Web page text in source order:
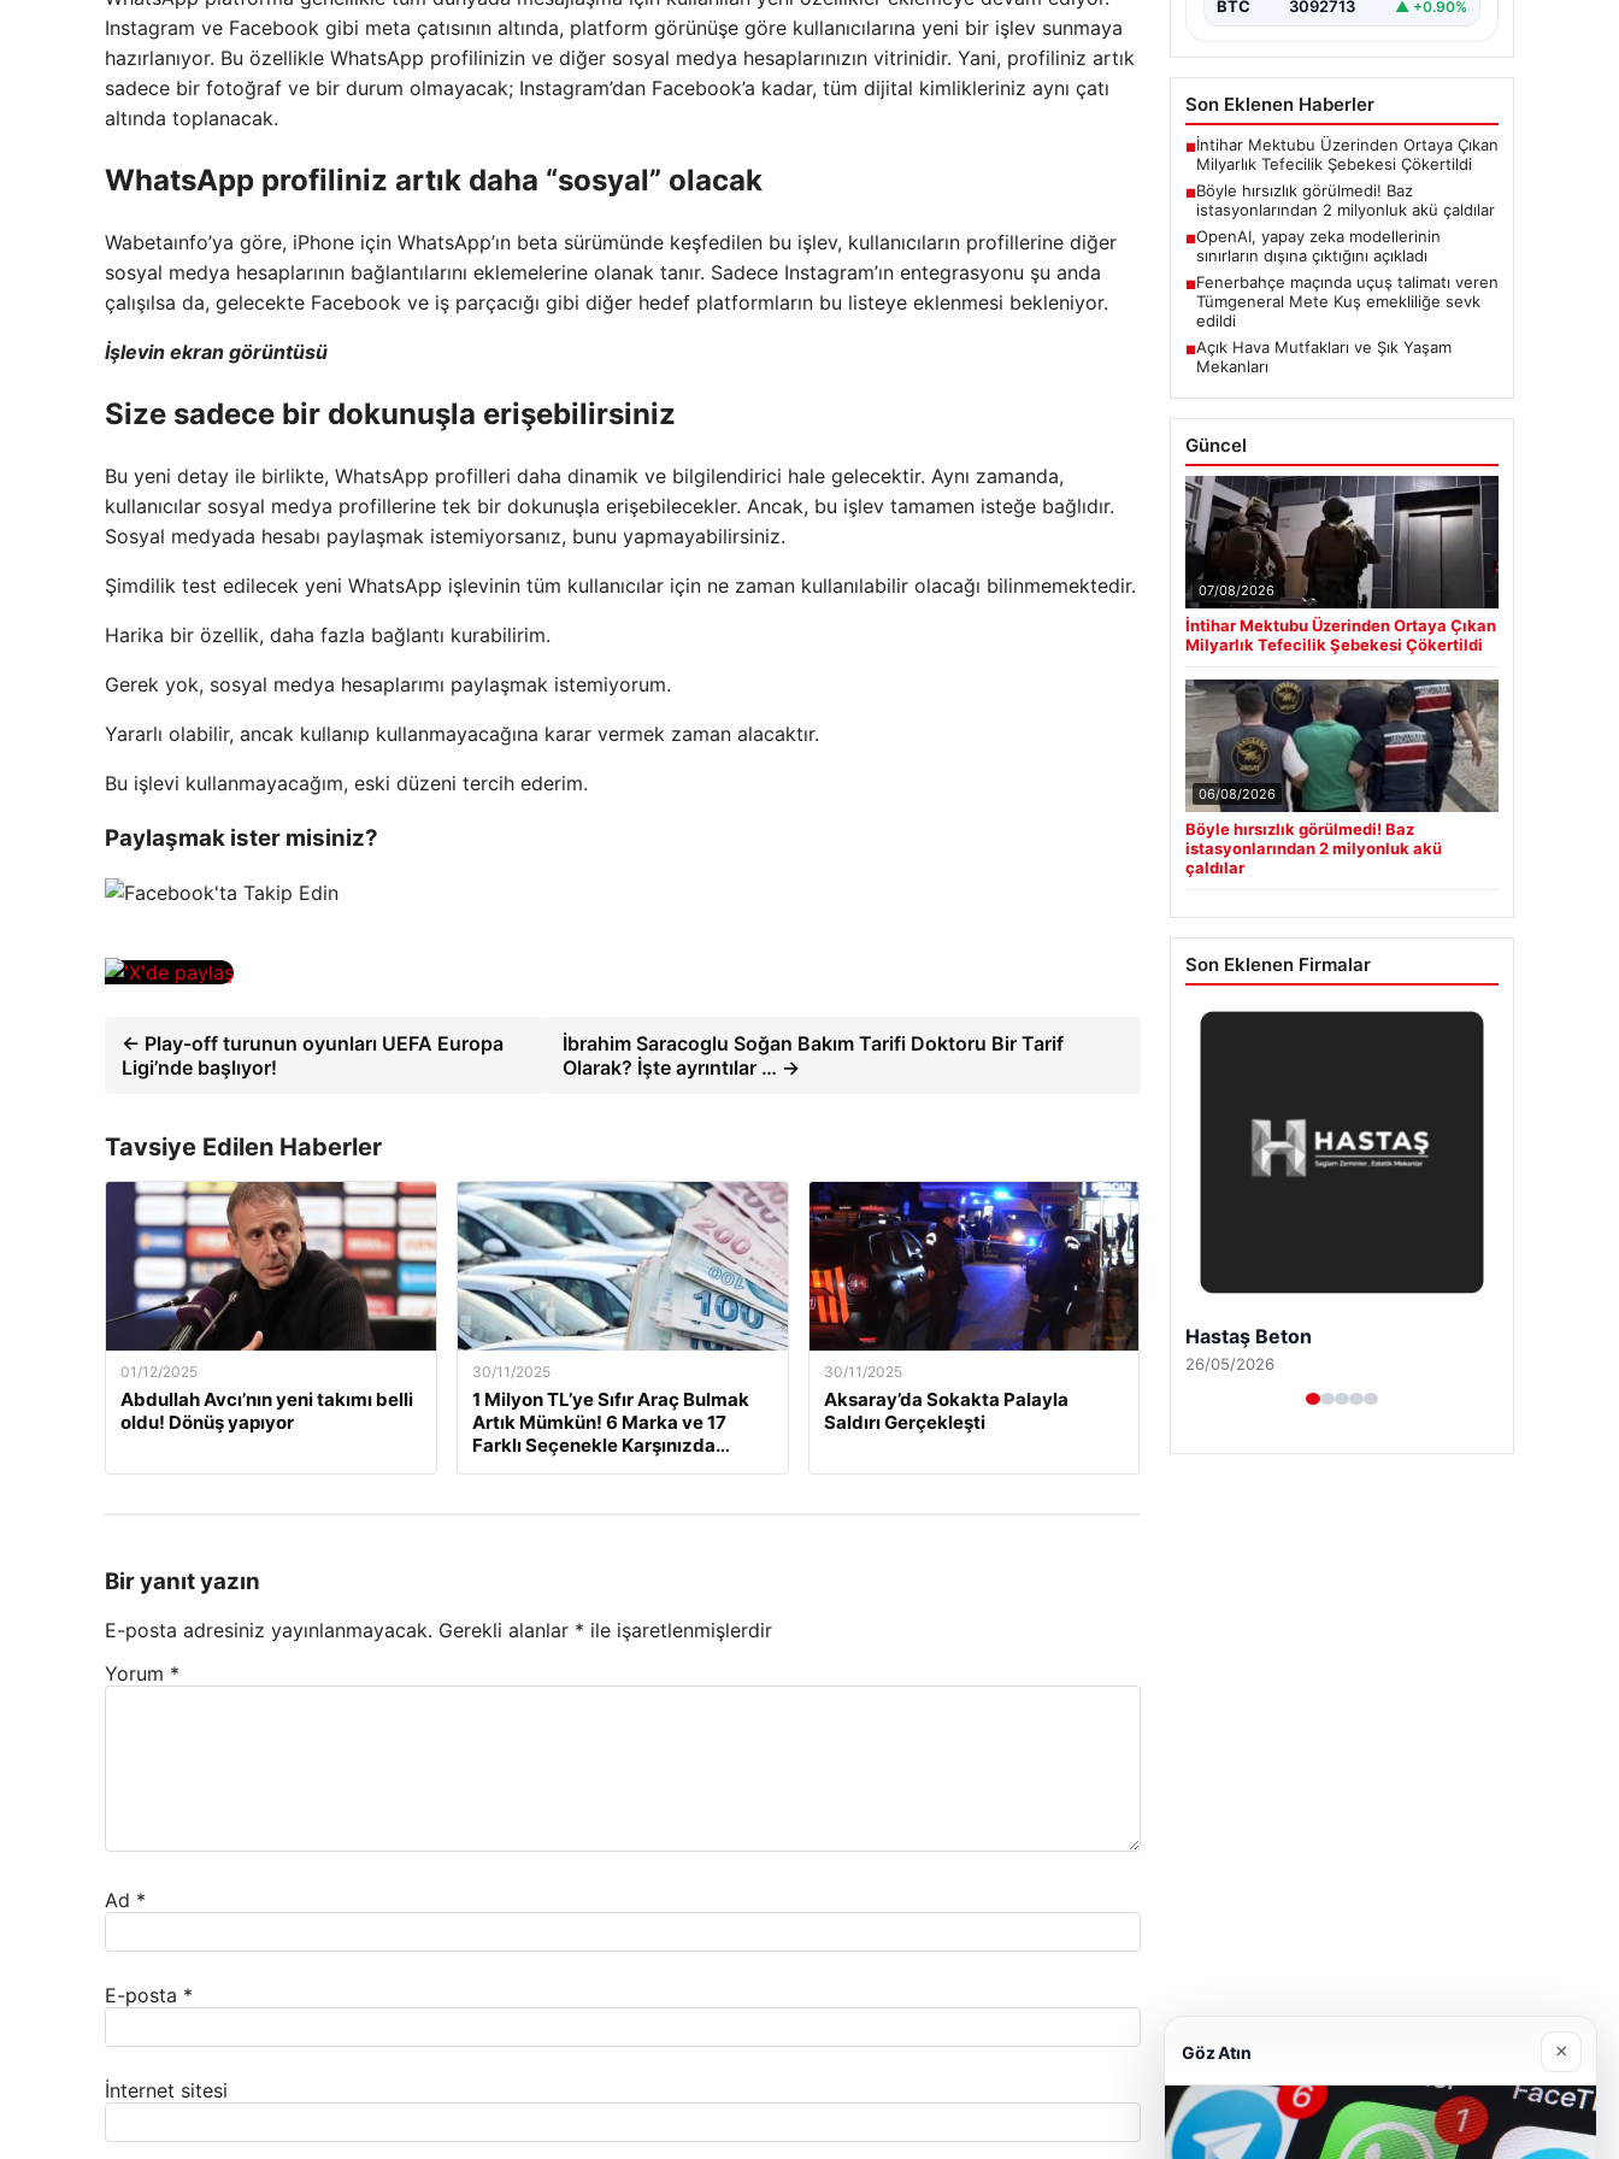
Instagram ve Facebook gibi meta çatısının altında, platform görünüşe göre kullanıcılarına yeni bir işlev sunmaya
hazırlanıyor. Bu özellikle WhatsApp profilinizin ve diğer sosyal medya hesaplarınızın vitrinidir. Yani, profiliniz artık
sadece bir fotoğraf ve bir durum olmayacak; Instagram’dan Facebook’a kadar, tüm dijital kimlikleriniz aynı çatı
altında toplanacak.
WhatsApp profiliniz artık daha “sosyal” olacak
Wabetaınfo’ya göre, iPhone için WhatsApp’ın beta sürümünde keşfedilen bu işlev, kullanıcıların profillerine diğer
sosyal medya hesaplarının bağlantılarını eklemelerine olanak tanır. Sadece Instagram’ın entegrasyonu şu anda
çalışılsa da, gelecekte Facebook ve iş parçacığı gibi diğer hedef platformların bu listeye eklenmesi bekleniyor.
İşlevin ekran görüntüsü
Size sadece bir dokunuşla erişebilirsiniz
Bu yeni detay ile birlikte, WhatsApp profilleri daha dinamik ve bilgilendirici hale gelecektir. Aynı zamanda,
kullanıcılar sosyal medya profillerine tek bir dokunuşla erişebilecekler. Ancak, bu işlev tamamen isteğe bağlıdır.
Sosyal medyada hesabı paylaşmak istemiyorsanız, bunu yapmayabilirsiniz.
Şimdilik test edilecek yeni WhatsApp işlevinin tüm kullanıcılar için ne zaman kullanılabilir olacağı bilinmemektedir.
Harika bir özellik, daha fazla bağlantı kurabilirim.
Gerek yok, sosyal medya hesaplarımı paylaşmak istemiyorum.
Yararlı olabilir, ancak kullanıp kullanmayacağına karar vermek zaman alacaktır.
Bu işlevi kullanmayacağım, eski düzeni tercih ederim.
Paylaşmak ister misiniz?
← Play-off turunun oyunları UEFA Europa
Ligi’nde başlıyor!
İbrahim Saracoglu Soğan Bakım Tarifi Doktoru Bir Tarif
Olarak? İşte ayrıntılar … →
Tavsiye Edilen Haberler
01/12/2025
Abdullah Avcı’nın yeni takımı belli
oldu! Dönüş yapıyor
30/11/2025
1 Milyon TL’ye Sıfır Araç Bulmak
Artık Mümkün! 6 Marka ve 17
Farklı Seçenekle Karşınızda…
30/11/2025
Aksaray’da Sokakta Palayla
Saldırı Gerçekleşti
Bir yanıt yazın
E-posta adresiniz yayınlanmayacak. Gerekli alanlar * ile işaretlenmişlerdir
Yorum *
Ad *
E-posta *
İnternet sitesi
BTC 3092713 ▲ +0.90%
Son Eklenen Haberler
■İntihar Mektubu Üzerinden Ortaya Çıkan
Milyarlık Tefecilik Şebekesi Çökertildi
■Böyle hırsızlık görülmedi! Baz
istasyonlarından 2 milyonluk akü çaldılar
■OpenAI, yapay zeka modellerinin
sınırların dışına çıktığını açıkladı
■Fenerbahçe maçında uçuş talimatı veren
Tümgeneral Mete Kuş emekliliğe sevk
edildi
■Açık Hava Mutfakları ve Şık Yaşam
Mekanları
Güncel
07/08/2026
İntihar Mektubu Üzerinden Ortaya Çıkan
Milyarlık Tefecilik Şebekesi Çökertildi
06/08/2026
Böyle hırsızlık görülmedi! Baz
istasyonlarından 2 milyonluk akü
çaldılar
Son Eklenen Firmalar
Enes Kaplan Avukatlık Bürosu
28/04/2026
Göz Atın ×